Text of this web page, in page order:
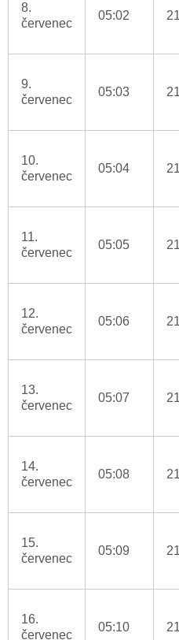
8.
červenec
05:02
9.
červenec
05:03
10.
červenec
05:04
11.
červenec
05:05
12.
červenec
05:06
13.
červenec
05:07
14.
červenec
05:08
15.
červenec
05:09
16.
červenec
05:10